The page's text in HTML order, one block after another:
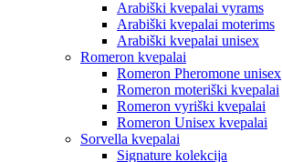
Arabiški kvepalai vyrams
Arabiški kvepalai moterims
Arabiški kvepalai unisex
Romeron kvepalai
Romeron Pheromone unisex
Romeron moteriški kvepalai
Romeron vyriški kvepalai
Romeron Unisex kvepalai
Sorvella kvepalai
Signature kolekcija